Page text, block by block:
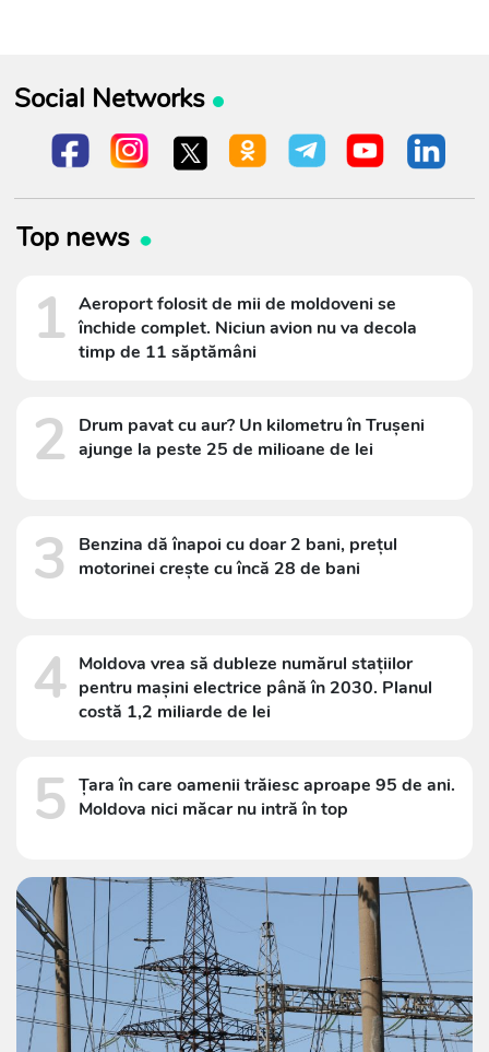
Social Networks
Top news
1 Aeroport folosit de mii de moldoveni se
închide complet. Niciun avion nu va decola
timp de 11 săptămâni
2
Drum pavat cu aur? Un kilometru în Trușeni
ajunge la peste 25 de milioane de lei
3
Benzina dă înapoi cu doar 2 bani, prețul
motorinei crește cu încă 28 de bani
4 Moldova vrea să dubleze numărul stațiilor
pentru mașini electrice până în 2030. Planul
costă 1,2 miliarde de lei
5 Țara în care oamenii trăiesc aproape 95 de ani.
Moldova nici măcar nu intră în top